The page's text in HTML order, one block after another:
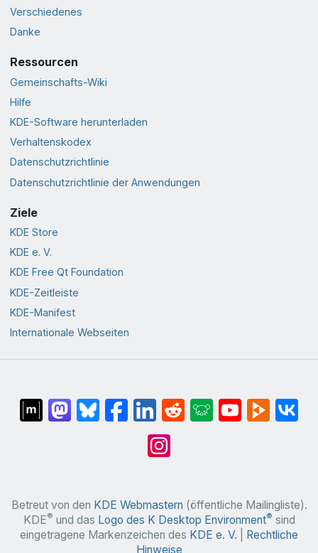
Verschiedenes
Danke
Ressourcen
Gemeinschafts-Wiki
Hilfe
KDE-Software herunterladen
Verhaltenskodex
Datenschutzrichtlinie
Datenschutzrichtlinie der Anwendungen
Ziele
KDE Store
KDE e. V.
KDE Free Qt Foundation
KDE-Zeitleiste
KDE-Manifest
Internationale Webseiten
Betreut von den KDE Webmastern (öffentliche Mailingliste).
KDE® und das Logo des K Desktop Environment® sind
eingetragene Markenzeichen des KDE e. V.
Rechtliche
Hinweise